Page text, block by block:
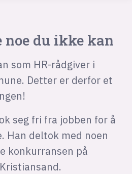
noe du ikke kan
som HR-rådgiver i
Detter er derfor et
seg fri fra jobben for å
Han deltok med noen
konkurransen på